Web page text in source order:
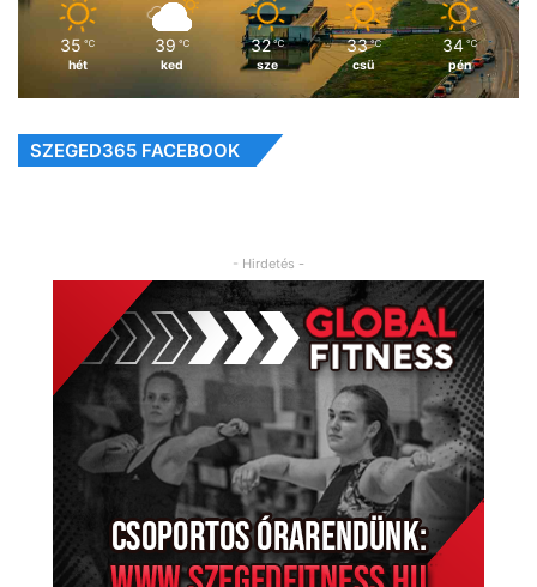
35 ℃
hét
39 ℃
ked
32 ℃
sze
33 ℃
csü
34 ℃
pén
SZEGED365 FACEBOOK
- Hirdetés -